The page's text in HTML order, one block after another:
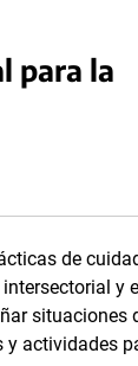
para la
de
y
situaciones
y actividades